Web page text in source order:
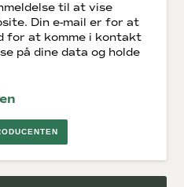
til at vise
Din e-mail er for at
for at komme i kontakt
på dine data og holde